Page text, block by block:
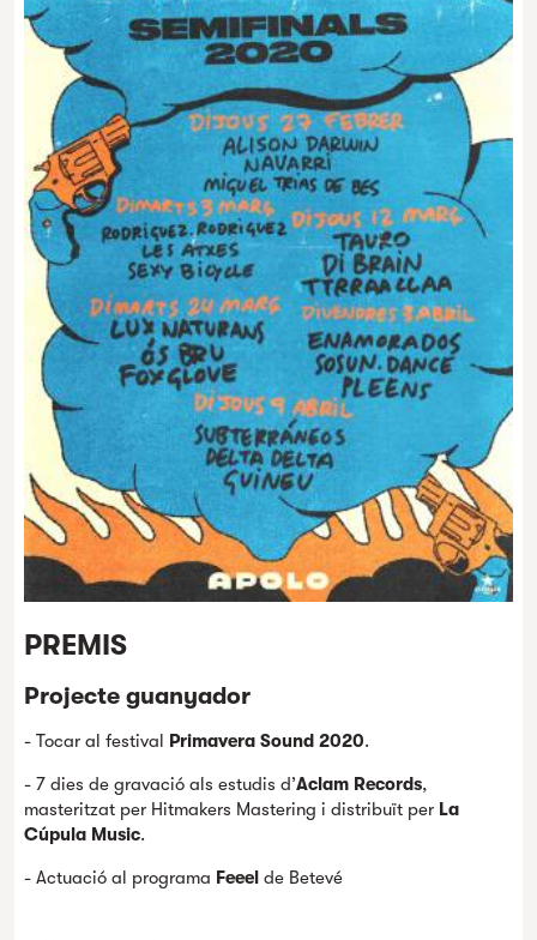
PREMIS
Projecte guanyador
- Tocar al festival Primavera Sound 2020.
- 7 dies de gravació als estudis d’Aclam Records,
masteritzat per Hitmakers Mastering i distribuït per La
Cúpula Music.
- Actuació al programa Feeel de Betevé